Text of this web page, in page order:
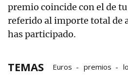
premio coincide con el de
referido al importe total de
has participado.
TEMAS Euros premios